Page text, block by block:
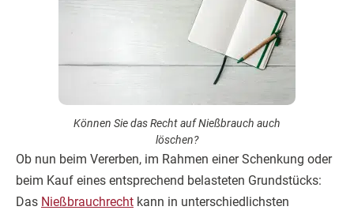
Können Sie das Recht auf Nießbrauch auch
löschen?
Ob nun beim Vererben, im Rahmen einer Schenkung oder
beim Kauf eines entsprechend belasteten Grundstücks:
Das Nießbrauchrecht kann in unterschiedlichsten